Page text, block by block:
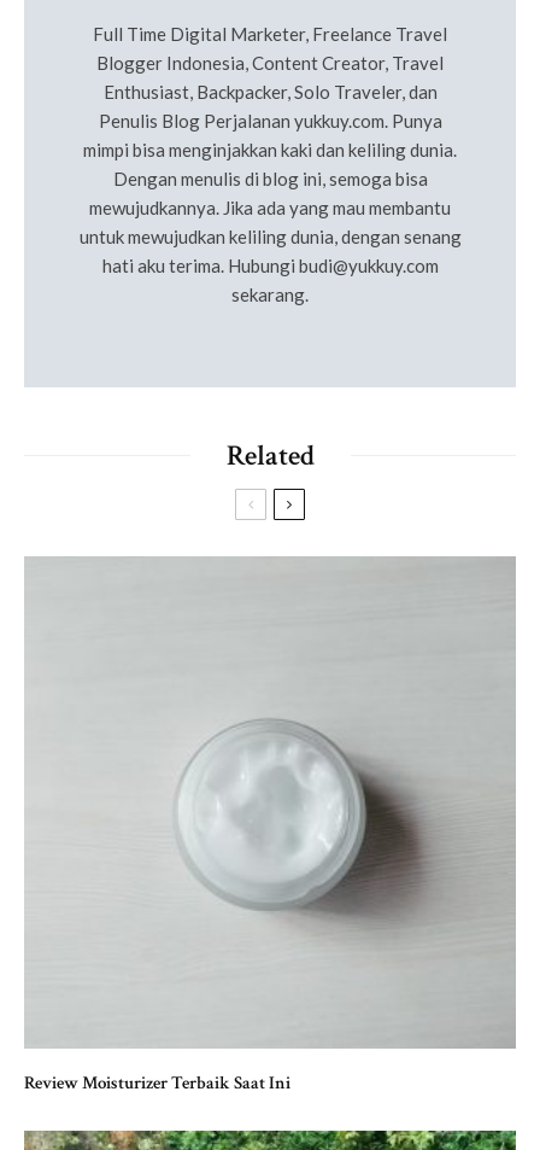
Full Time Digital Marketer, Freelance Travel
Blogger Indonesia, Content Creator, Travel
Enthusiast, Backpacker, Solo Traveler, dan
Penulis Blog Perjalanan yukkuy.com. Punya
mimpi bisa menginjakkan kaki dan keliling dunia.
Dengan menulis di blog ini, semoga bisa
mewujudkannya. Jika ada yang mau membantu
untuk mewujudkan keliling dunia, dengan senang
hati aku terima. Hubungi budi@yukkuy.com
sekarang.
Related
Review Moisturizer Terbaik Saat Ini